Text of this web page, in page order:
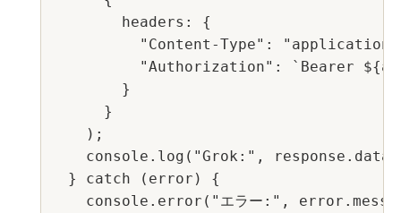
        headers: {
"Content-Type":
"Authorization": `Bearer
        }
      }
    );
console.log("Grok:",
  } catch (error) {
console.error("エラー:",